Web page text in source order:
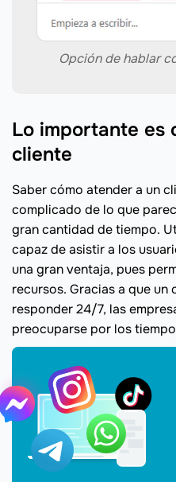
Opción de hablar
Lo importante es
cliente
Saber cómo atender a un
complicado de lo que
gran cantidad de tiempo.
capaz de asistir a los
una gran ventaja, pues
recursos. Gracias a que
responder 24/7, las
preocuparse por los